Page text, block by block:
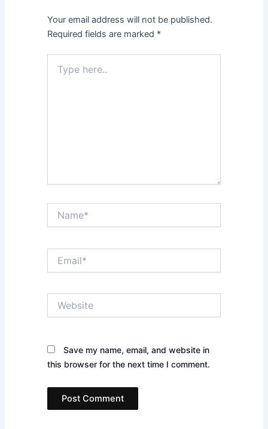
Your email address will not be published.
Required fields are marked *
here..
Save my name, email, and website in
this browser for the next time I comment.